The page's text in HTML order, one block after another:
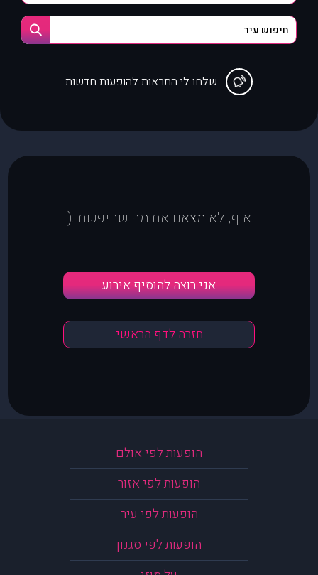
שלחו לי התראות להופעות חדשות
אוף, לא מצאנו את מה שחיפשת :(
אני רוצה להוסיף אירוע
חזרה לדף הראשי
הופעות לפי אולם
הופעות לפי אזור
הופעות לפי עיר
הופעות לפי סגנון